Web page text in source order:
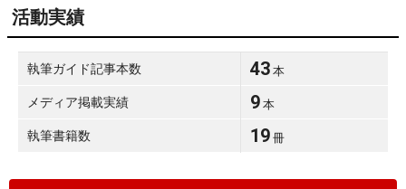
活動実績
執筆ガイド記事本数 43 本
メディア掲載実績 9 本
執筆書籍数 19 冊